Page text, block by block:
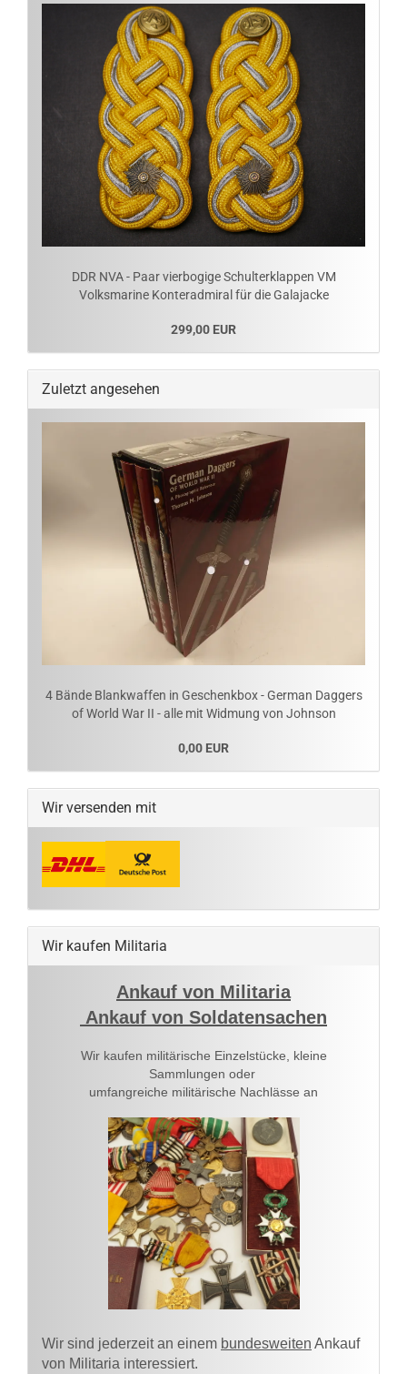
DDR NVA - Paar vierbogige Schulterklappen VM
Volksmarine Konteradmiral für die Galajacke
299,00 EUR
Zuletzt angesehen
4 Bände Blankwaffen in Geschenkbox - German Daggers
of World War II - alle mit Widmung von Johnson
0,00 EUR
Wir versenden mit
Wir kaufen Militaria
Ankauf von Militaria
Ankauf von Soldatensachen
Wir kaufen militärische Einzelstücke, kleine
Sammlungen oder
umfangreiche militärische Nachlässe an
Wir sind jederzeit an einem bundesweiten Ankauf
von Militaria interessiert.